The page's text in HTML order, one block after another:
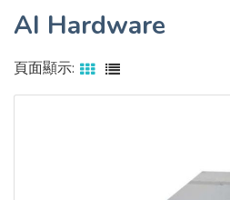
AI Hardware
頁面顯示: